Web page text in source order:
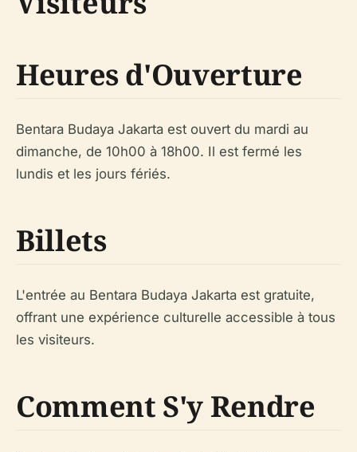
Heures d'Ouverture
Bentara Budaya Jakarta est ouvert du mardi au
dimanche, de 10h00 à 18h00. Il est fermé les
lundis et les jours fériés.
Billets
L'entrée au Bentara Budaya Jakarta est gratuite,
offrant une expérience culturelle accessible à tous
les visiteurs.
Comment S'y Rendre